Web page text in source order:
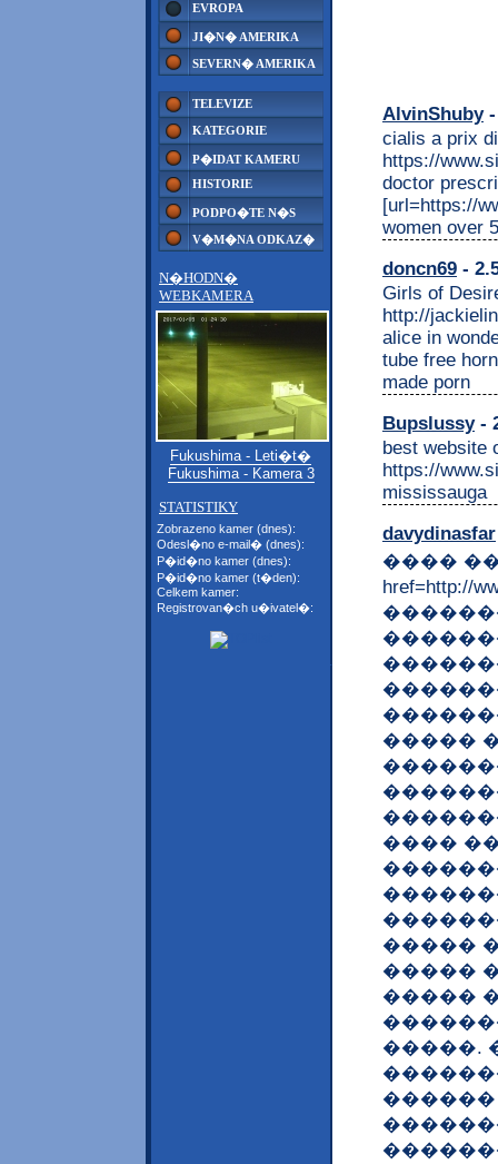
EVROPA
JI�N� AMERIKA
SEVERN� AMERIKA
TELEVIZE
KATEGORIE
P�IDAT KAMERU
HISTORIE
PODPO�TE N�S
V�M�NA ODKAZ�
N�HODN�
WEBKAMERA
Fukushima - Leti�t�
Fukushima - Kamera 3
STATISTIKY
Zobrazeno kamer (dnes):
Odesl�no e-mail� (dnes):
P�id�no kamer (dnes):
P�id�no kamer (t�den):
Celkem kamer:
Registrovan�ch u�ivatel�:
AlvinShuby-
cialis a prix
https://
doctor
[url=https://
women over
doncn69 -
Girls of
http://
alice in
tube free
made porn
Bupslussy-
best website
https://
mississauga
davydinasfar
����
�����
����
�����
�����
�����
�����.
������